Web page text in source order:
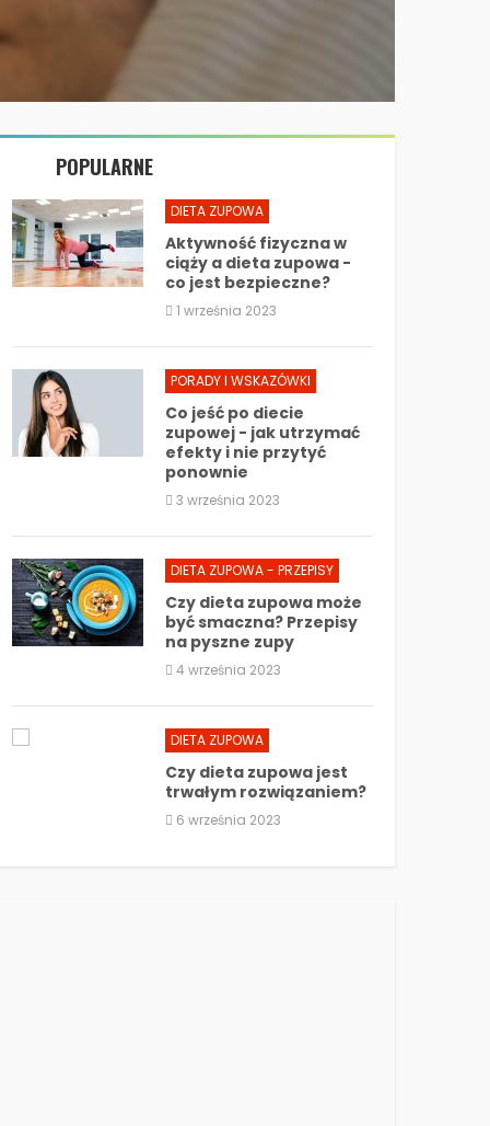
POPULARNE
DIETA ZUPOWA
Aktywność fizyczna w
ciąży a dieta zupowa -
co jest bezpieczne?
1 września 2023
PORADY I WSKAZÓWKI
Co jeść po diecie
zupowej - jak utrzymać
efekty i nie przytyć
ponownie
3 września 2023
DIETA ZUPOWA - PRZEPISY
Czy dieta zupowa może
być smaczna? Przepisy
na pyszne zupy
4 września 2023
DIETA ZUPOWA
Czy dieta zupowa jest
trwałym rozwiązaniem?
6 września 2023